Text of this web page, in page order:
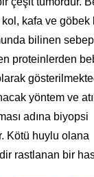
kafa ve göbek
bilinen
proteinlerden
yöntem ve
adına biyopsi
Kötü huylu olana
rastlanan bir